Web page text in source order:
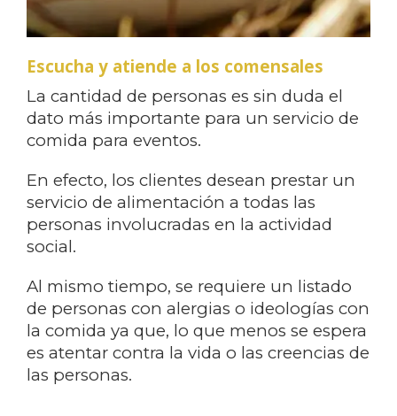
Escucha y atiende a los comensales
La cantidad de personas es sin duda el
dato más importante para un servicio de
comida para eventos.
En efecto, los clientes desean prestar un
servicio de alimentación a todas las
personas involucradas en la actividad
social.
Al mismo tiempo, se requiere un listado
de personas con alergias o ideologías con
la comida ya que, lo que menos se espera
es atentar contra la vida o las creencias de
las personas.